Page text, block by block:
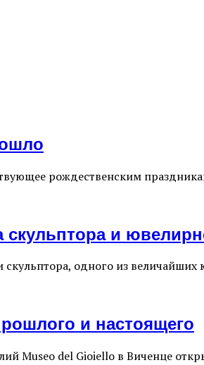
рождественским
скульптора и
скульптора, одного из
и настоящего
Museo del Gioiello в Виченце